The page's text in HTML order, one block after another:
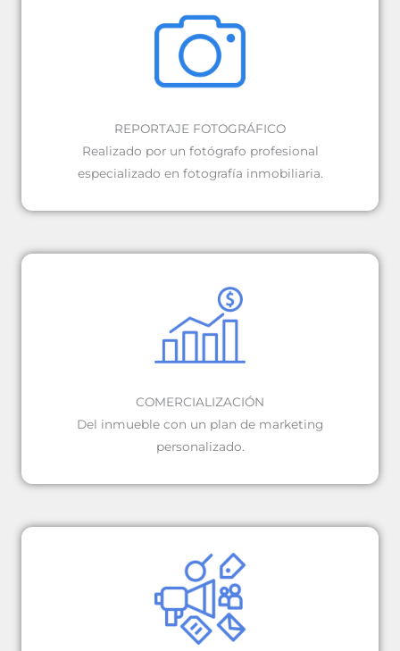
REPORTAJE FOTOGRÁFICO
Realizado por un fotógrafo profesional
especializado en fotografía inmobiliaria.
COMERCIALIZACIÓN
Del inmueble con un plan de marketing
personalizado.